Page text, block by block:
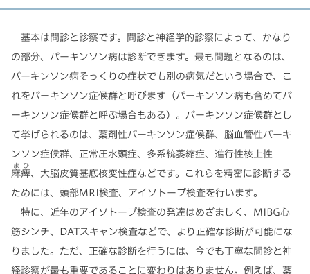
基本は問診と診察です。問診と神経学的診察によって、かなり
の部分、パーキンソン病は診断できます。最も問題となるのは、
パーキンソン病そっくりの症状でも別の病気だという場合で、こ
れをパーキンソン症候群と呼びます（パーキンソン病も含めてパ
ーキンソン症候群と呼ぶ場合もある）。パーキンソン症候群とし
て挙げられるのは、薬剤性パーキンソン症候群、脳血管性パーキ
ンソン症候群、正常圧水頭症、多系統萎縮症、進行性核上性
麻痺
まひ
、大脳皮質基底核変性症などです。これらを精密に診断する
ためには、頭部MRI検査、アイソトープ検査を行います。
特に、近年のアイソトープ検査の発達はめざましく、MIBG心
筋シンチ、DATスキャン検査などで、より正確な診断が可能にな
りました。ただ、正確な診断を行うには、今でも丁寧な問診と神
経診察が最も重要であることに変わりはありません。例えば、薬